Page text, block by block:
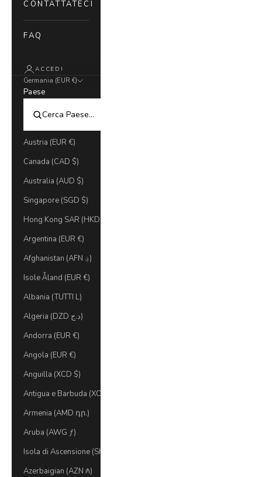
CONTATTATECI
FAQ
ACCEDI
Germania (EUR €)
Paese
Austria (EUR €)
Canada (CAD $)
Australia (AUD $)
Singapore (SGD $)
Hong Kong SAR (HKD $)
Argentina (EUR €)
Afghanistan (AFN ؋)
Isole Åland (EUR €)
Albania (TUTTI L)
Algeria (DZD د.ج)
Andorra (EUR €)
Angola (EUR €)
Anguilla (XCD $)
Antigua e Barbuda (XCD $)
Armenia (AMD դր.)
Aruba (AWG ƒ)
Isola di Ascensione (SHP £)
Azerbaigian (AZN ₼)